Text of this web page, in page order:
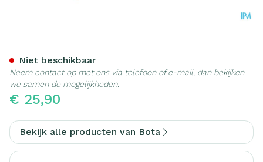
€ 25,90
Niet beschikbaar
Neem contact op met ons via telefoon of e-mail, dan bekijken
we samen de mogelijkheden.
Bekijk alle producten van Bota